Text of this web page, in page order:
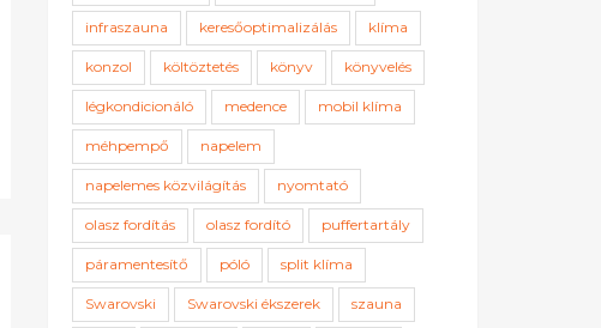
infraszauna keresőoptimalizálás klíma
konzol költöztetés könyv könyvelés
légkondicionáló medence mobil klíma
méhpempő napelem
napelemes közvilágítás nyomtató
olasz fordítás olasz fordító puffertartály
páramentesítő póló split klíma
Swarovski Swarovski ékszerek szauna